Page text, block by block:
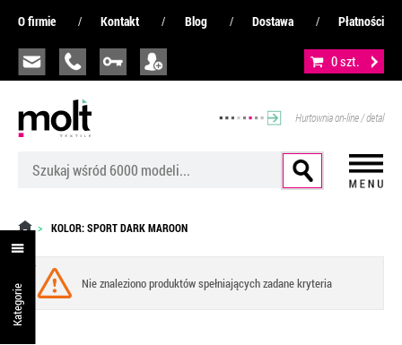
O firmie Kontakt Blog Dostawa Płatności
0 szt.
Hurtownia on-line / detal
KOLOR: SPORT DARK MAROON
Kategorie
Nie znaleziono produktów spełniających zadane kryteria